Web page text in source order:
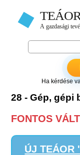
Ha kérdése
28 - Gép, gépi
FONTOS
ÚJ TEÁOR